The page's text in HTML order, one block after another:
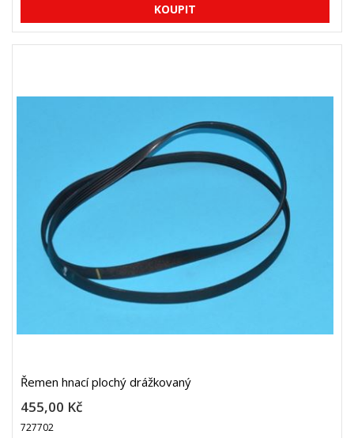
Řemen hnací plochý drážkovaný
455,00 Kč
727702